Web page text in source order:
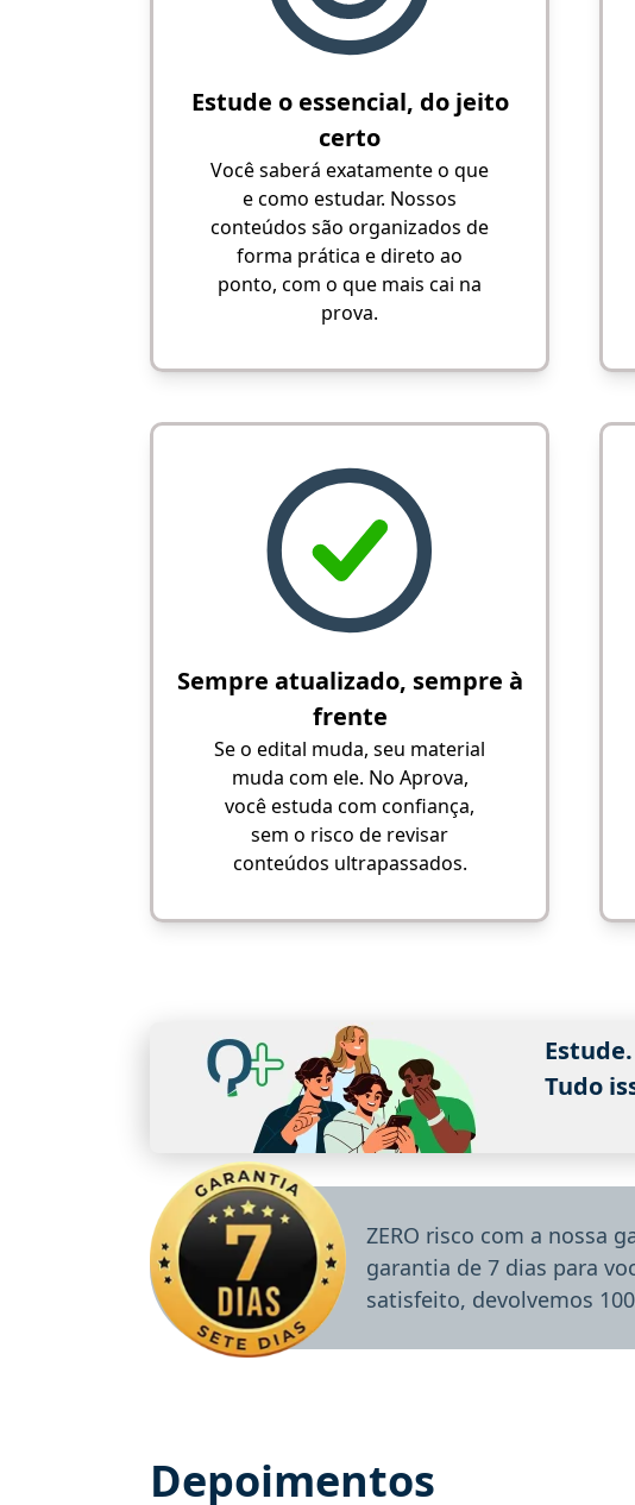
Estude o essencial, do jeito
certo
Você saberá exatamente o que
e como estudar. Nossos
conteúdos são organizados de
forma prática e direto ao
ponto, com o que mais cai na
prova.
Sempre atualizado, sempre à
frente
Se o edital muda, seu material
muda com ele. No Aprova,
você estuda com confiança,
sem o risco de revisar
conteúdos ultrapassados.
Tudo
ZERO risco com a nossa
garantia de 7 dias para
satisfeito, devolvemos
Depoimentos